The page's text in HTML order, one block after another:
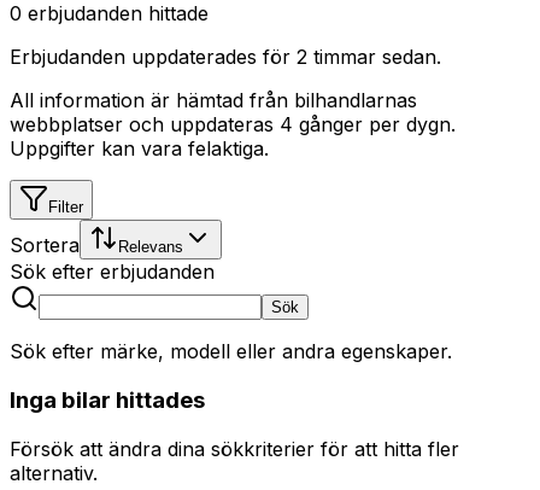
0 erbjudanden hittade
Erbjudanden uppdaterades för 2 timmar sedan.
All information är hämtad från bilhandlarnas
webbplatser och uppdateras 4 gånger per dygn.
Uppgifter kan vara felaktiga.
Filter
Sortera Relevans
Sök efter erbjudanden
Sök
Sök efter märke, modell eller andra egenskaper.
Inga bilar hittades
Försök att ändra dina sökkriterier för att hitta fler
alternativ.